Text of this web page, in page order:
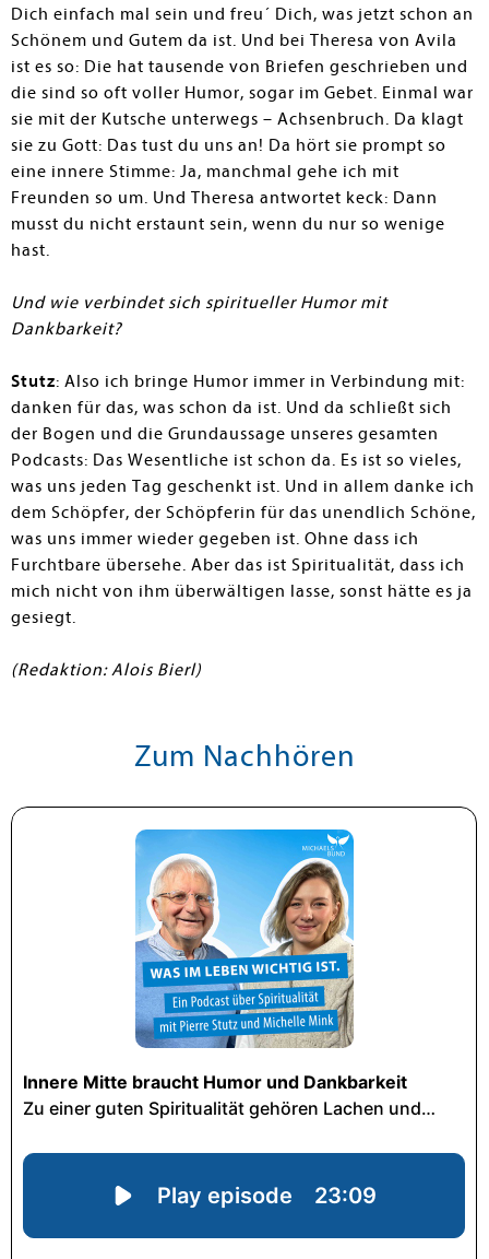
Dich einfach mal sein und freu´ Dich, was jetzt schon an
Schönem und Gutem da ist. Und bei Theresa von Avila
ist es so: Die hat tausende von Briefen geschrieben und
die sind so oft voller Humor, sogar im Gebet. Einmal war
sie mit der Kutsche unterwegs – Achsenbruch. Da klagt
sie zu Gott: Das tust du uns an! Da hört sie prompt so
eine innere Stimme: Ja, manchmal gehe ich mit
Freunden so um. Und Theresa antwortet keck: Dann
musst du nicht erstaunt sein, wenn du nur so wenige
hast.
Und wie verbindet sich spiritueller Humor mit
Dankbarkeit?
Stutz: Also ich bringe Humor immer in Verbindung mit:
danken für das, was schon da ist. Und da schließt sich
der Bogen und die Grundaussage unseres gesamten
Podcasts: Das Wesentliche ist schon da. Es ist so vieles,
was uns jeden Tag geschenkt ist. Und in allem danke ich
dem Schöpfer, der Schöpferin für das unendlich Schöne,
was uns immer wieder gegeben ist. Ohne dass ich
Furchtbare übersehe. Aber das ist Spiritualität, dass ich
mich nicht von ihm überwältigen lasse, sonst hätte es ja
gesiegt.
(Redaktion: Alois Bierl)
Zum Nachhören